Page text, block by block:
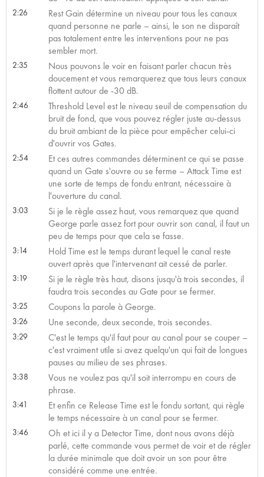
2:26
Rest Gain détermine un niveau pour tous les canaux
quand personne ne parle – ainsi, le son ne disparaît
pas totalement entre les interventions pour ne pas
sembler mort.
2:35
Nous pouvons le voir en faisant parler chacun très
doucement et vous remarquerez que tous leurs canaux
flottent autour de -30 dB.
2:46
Threshold Level est le niveau seuil de compensation du
bruit de fond, que vous pouvez régler juste au-dessus
du bruit ambiant de la pièce pour empêcher celui-ci
d'ouvrir vos Gates.
2:54
Et ces autres commandes déterminent ce qui se passe
quand un Gate s'ouvre ou se ferme – Attack Time est
une sorte de temps de fondu entrant, nécessaire à
l'ouverture du canal.
3:03
Si je le règle assez haut, vous remarquez que quand
George parle assez fort pour ouvrir son canal, il faut un
peu de temps pour que cela se fasse.
3:14
Hold Time est le temps durant lequel le canal reste
ouvert après que l'intervenant ait cessé de parler.
3:19
Si je le règle très haut, disons jusqu'à trois secondes, il
faudra trois secondes au Gate pour se fermer.
3:25 Coupons la parole à George.
3:26 Une seconde, deux seconde, trois secondes.
3:29
C'est le temps qu'il faut pour au canal pour se couper –
c'est vraiment utile si avez quelqu'un qui fait de longues
pauses au milieu de ses phrases.
3:38
Vous ne voulez pas qu'il soit interrompu en cours de
phrase.
3:41
Et enfin ce Release Time est le fondu sortant, qui règle
le temps nécessaire à un canal pour se fermer.
3:46
Oh et ici il y a Detector Time, dont nous avons déjà
parlé, cette commande vous permet de voir et de régler
la durée minimale que doit avoir un son pour être
considéré comme une entrée.